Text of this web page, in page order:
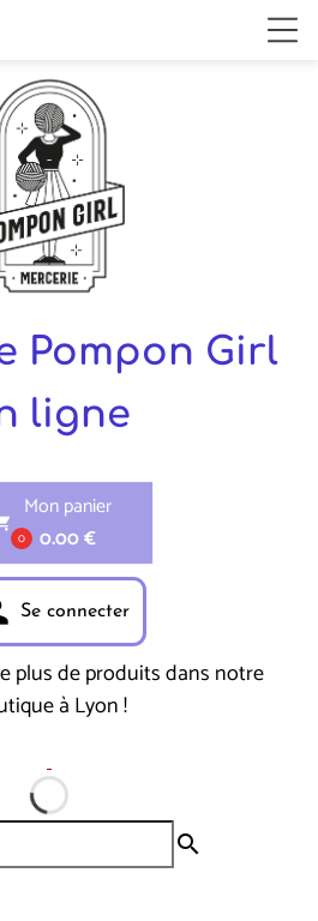
Pompon Girl
ligne
0
Mon panier
0.00 €
Se connecter
plus de produits dans notre
à Lyon !
search